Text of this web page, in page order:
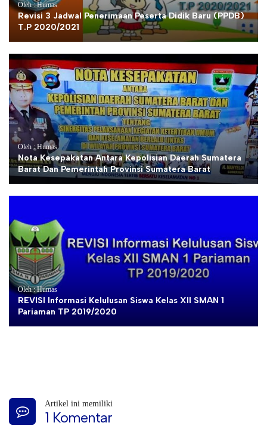
Oleh : Humas
Revisi 3 Jadwal Penerimaan Peserta Didik Baru (PPDB)
T.P 2020/2021
Oleh : Humas
Nota Kesepakatan Antara Kepolisian Daerah Sumatera
Barat Dan Pemerintah Provinsi Sumatera Barat
Oleh : Humas
REVISI Informasi Kelulusan Siswa Kelas XII SMAN 1
Pariaman TP 2019/2020
Artikel ini memiliki
1 Komentar